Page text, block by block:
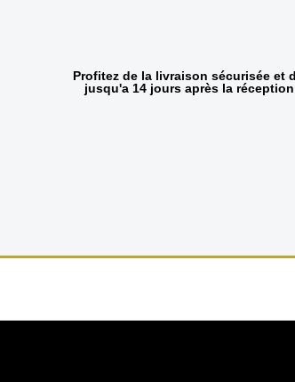
Profitez de la livraison sécurisée et
jusqu'a 14 jours après la